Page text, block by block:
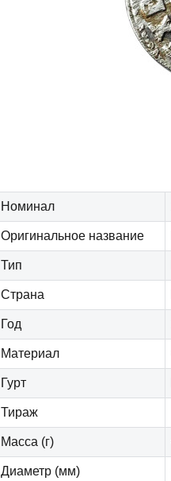
Номинал
Оригинальное название
Тип
Страна
Год
Материал
Гурт
Тираж
Масса (г)
Диаметр (мм)